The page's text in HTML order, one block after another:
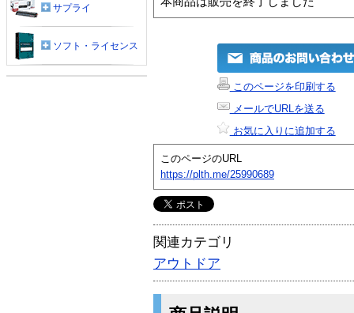
このページを印刷する
メールでURLを送る
お気に入りに追加する
このページのURL
https://plth.me/25990689
関連カテゴリ
アウトドア
サプライ
ソフト・ライセンス